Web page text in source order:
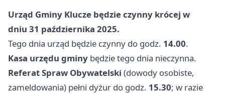
Urząd Gminy Klucze będzie czynny krócej w
dniu 31 października 2025.
Tego dnia urząd będzie czynny do godz. 14.00.
Kasa urzędu gminy będzie tego dnia nieczynna.
Referat Spraw Obywatelski (dowody osobiste,
zameldowania) pełni dyżur do godz. 15.30; w razie